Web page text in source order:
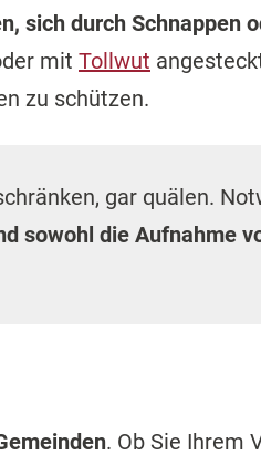
sich durch Schnappen
mit Tollwut
zu schützen.
gar quälen.
sowohl die Aufnahme
. Ob Sie Ihrem